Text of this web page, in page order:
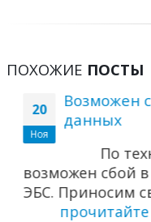
ПОХОЖИЕ ПОСТЫ
Ноя
Возможен
данных
По
возможен сбой в
ЭБС. Приносим
прочитайте